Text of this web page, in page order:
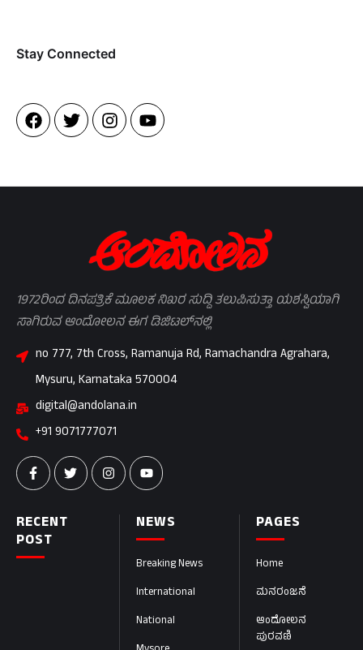
Stay Connected​
PAGES
Home
ಮನರಂಜನೆ
ಆಂದೋಲನ
ಪುರವಣಿ
NEWS
Breaking News
International
National
RECENT
POST
1972ರಿಂದ ದಿನಪತ್ರಿಕೆ ಮೂಲಕ ನಿಖರ ಸುದ್ದಿ ತಲುಪಿಸುತ್ತಾ ಯಶಸ್ವಿಯಾಗಿ
ಸಾಗಿರುವ ಆಂದೋಲನ ಈಗ ಡಿಜಿಟಲ್‌ನಲ್ಲಿ
no 777, 7th Cross, Ramanuja Rd, Ramachandra Agrahara,
Mysuru, Karnataka 570004
digital@andolana.in
+91 9071777071